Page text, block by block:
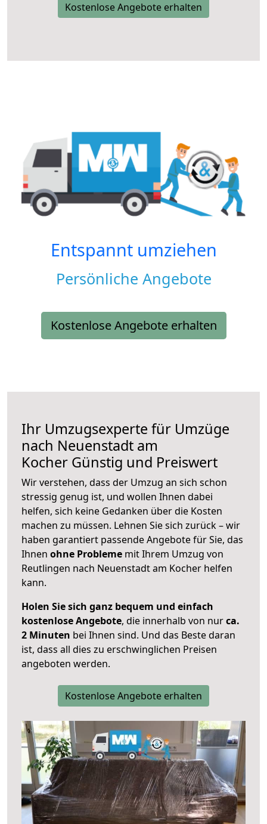
Kostenlose Angebote erhalten
Entspannt umziehen
Persönliche Angebote
Kostenlose Angebote erhalten
Ihr Umzugsexperte für Umzüge
nach Neuenstadt am
Kocher Günstig und Preiswert
Wir verstehen, dass der Umzug an sich schon
stressig genug ist, und wollen Ihnen dabei
helfen, sich keine Gedanken über die Kosten
machen zu müssen. Lehnen Sie sich zurück – wir
haben garantiert passende Angebote für Sie, das
Ihnen ohne Probleme mit Ihrem Umzug von
Reutlingen nach Neuenstadt am Kocher helfen
kann.
Holen Sie sich ganz bequem und einfach
kostenlose Angebote, die innerhalb von nurca.
2 Minuten bei Ihnen sind. Und das Beste daran
ist, dass all dies zu erschwinglichen Preisen
angeboten werden.
Kostenlose Angebote erhalten